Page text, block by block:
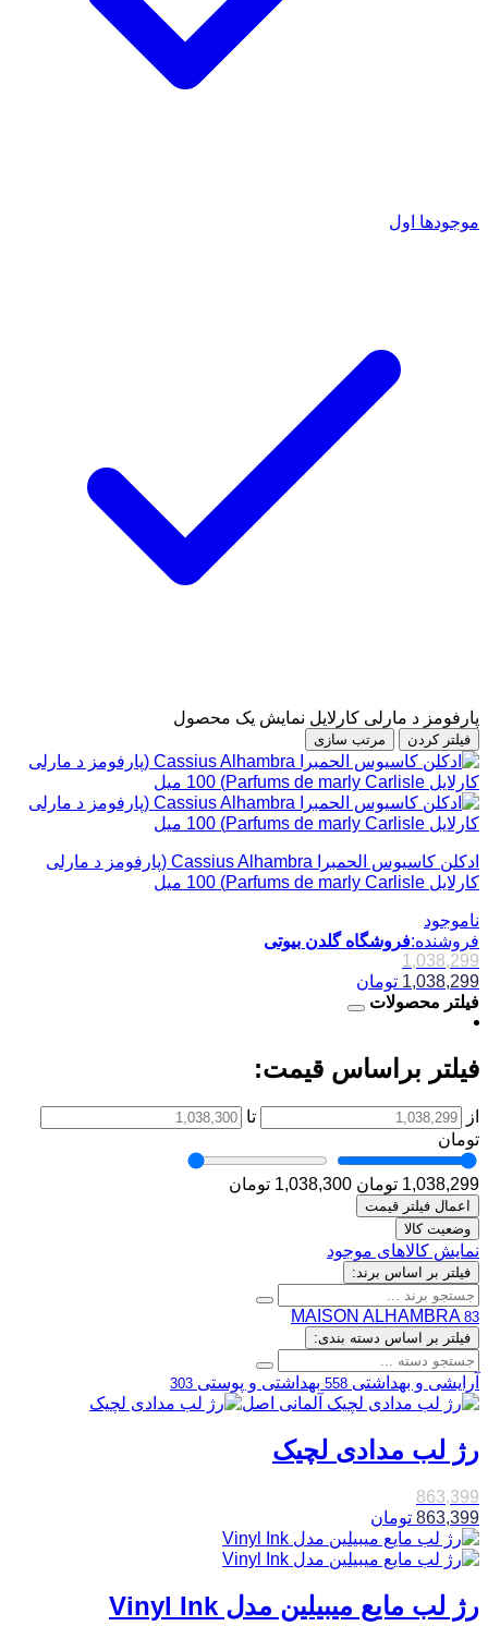
موجودها اول
پارفومز د مارلی کارلایل نمایش یک محصول
فیلتر کردن مرتب سازی
ادکلن کاسیوس الحمبرا Cassius Alhambra (پارفومز د مارلی
کارلایل Parfums de marly Carlisle) 100 میل
ناموجود
فروشنده:فروشگاه گلدن بیوتی
1,038,299
1,038,299 تومان
فیلتر محصولات
فیلتر براساس قیمت:
از
تا
تومان
1,038,299 تومان 1,038,300 تومان
اعمال فیلتر قیمت
وضعیت کالا
نمایش کالاهای موجود
فیلتر بر اساس برند:
MAISON ALHAMBRA 83
فیلتر بر اساس دسته بندی:
آرایشی و بهداشتی 558 بهداشتی و پوستی 303
رژ لب مدادی لچیک
863,399
863,399 تومان
رژ لب مایع میبیلین مدل Vinyl Ink